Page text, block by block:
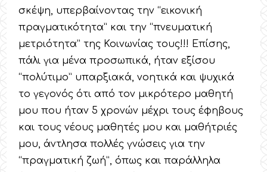
σκέψη, υπερβαίνοντας την “εικονική
πραγματικότητα” και την “πνευματική
μετριότητα” της Κοινωνίας τους!!! Επίσης,
πάλι για μένα προσωπικά, ήταν εξίσου
“πολύτιμο” υπαρξιακά, νοητικά και ψυχικά
το γεγονός ότι από τον μικρότερο μαθητή
μου που ήταν 5 χρονών μέχρι τους έφηβους
και τους νέους μαθητές μου και μαθήτριές
μου, άντλησα πολλές γνώσεις για την
“πραγματική ζωή”, όπως και παράλληλα